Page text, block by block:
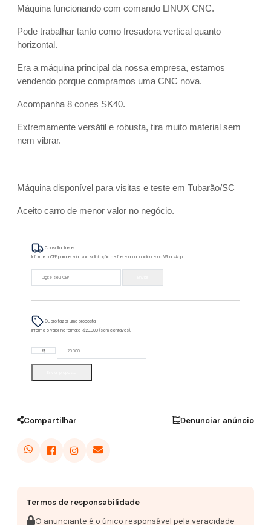
Máquina funcionando com comando LINUX CNC.
Pode trabalhar tanto como fresadora vertical quanto
horizontal.
Era a máquina principal da nossa empresa, estamos
vendendo porque compramos uma CNC nova.
Acompanha 8 cones SK40.
Extremamente versátil e robusta, tira muito material sem
nem vibrar.
Máquina disponível para visitas e teste em Tubarão/SC
Aceito carro de menor valor no negócio.
Consultar frete
Informe o CEP para enviar sua solicitação de frete ao anunciante no WhatsApp.
Quero fazer uma proposta
Informe o valor no formato R$20.000 (sem centavos).
R$
Compartilhar Denunciar anúncio
Termos de responsabilidade
O anunciante é o único responsável pela veracidade